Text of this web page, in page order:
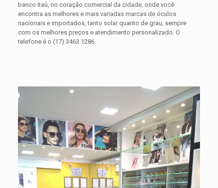
banco Itaú, no coração comercial da cidade, onde você
encontra as melhores e mais variadas marcas de óculos
nacionais e importados, tanto solar quanto de grau, sempre
com os melhores preços e atendimento personalizado. O
telefone é o (17) 3463 1286.